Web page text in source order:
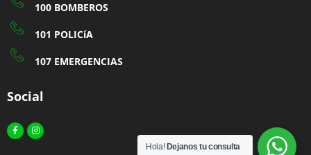
100 BOMBEROS
101 POLICíA
107 EMERGENCIAS
Social
Facebook-
f
Instagram
Hola! Dejanos tu consulta